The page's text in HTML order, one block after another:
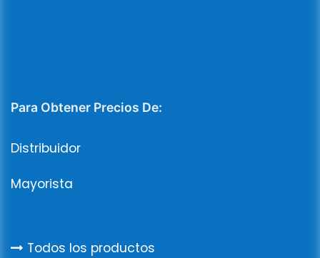
Para Obtener Precios De:
Distribuidor
Mayorista
Todos los productos